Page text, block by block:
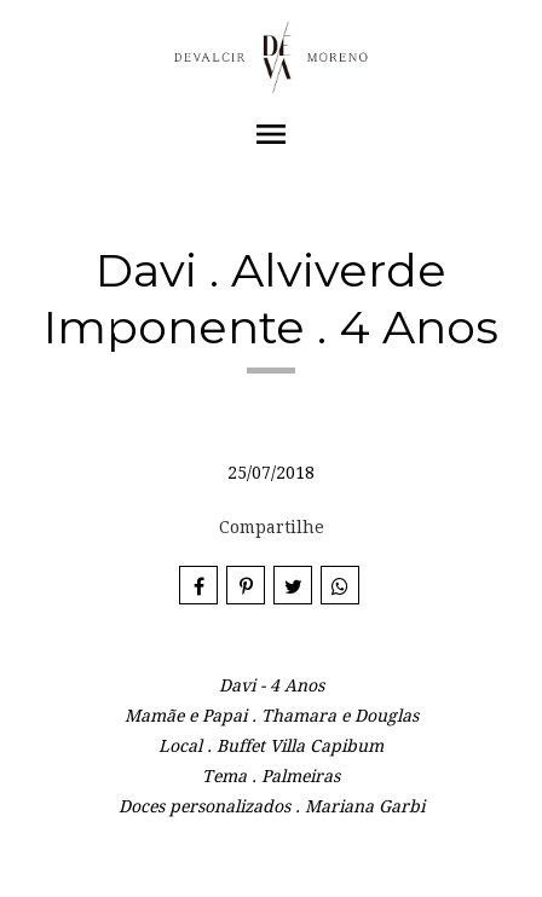
menu
Davi . Alviverde
Imponente . 4 Anos
25/07/2018
Compartilhe
Davi - 4 Anos
Mamãe e Papai . Thamara e Douglas
Local . Buffet Villa Capibum
Tema . Palmeiras
Doces personalizados . Mariana Garbi